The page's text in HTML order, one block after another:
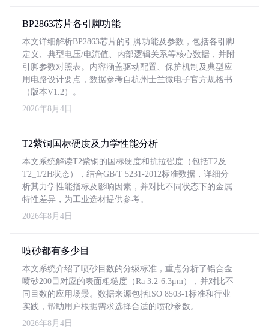
BP2863芯片各引脚功能
本文详细解析BP2863芯片的引脚功能及参数，包括各引脚
定义、典型电压/电流值、内部逻辑关系等核心数据，并附
引脚参数对照表。内容涵盖驱动配置、保护机制及典型应
用电路设计要点，数据参考自杭州士兰微电子官方规格书
（版本V1.2）。
2026年8月4日
T2紫铜国标硬度及力学性能分析
本文系统解读T2紫铜的国标硬度和抗拉强度（包括T2及
T2_1/2H状态），结合GB/T 5231-2012标准数据，详细分
析其力学性能指标及影响因素，并对比不同状态下的金属
特性差异，为工业选材提供参考。
2026年8月4日
喷砂都有多少目
本文系统介绍了喷砂目数的分级标准，重点分析了铝合金
喷砂200目对应的表面粗糙度（Ra 3.2-6.3μm），并对比不
同目数的应用场景。数据来源包括ISO 8503-1标准和行业
实践，帮助用户根据需求选择合适的喷砂参数。
2026年8月4日